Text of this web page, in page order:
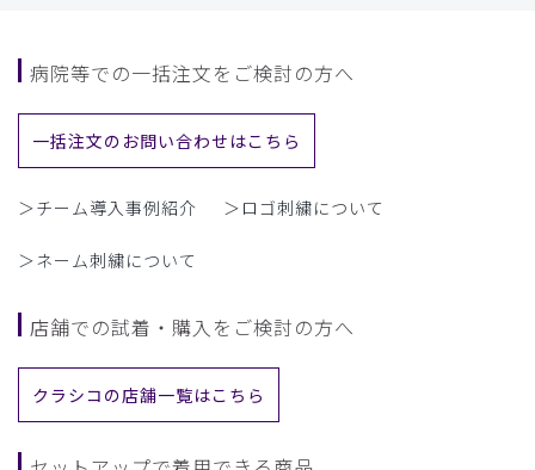
病院等での一括注文をご検討の方へ
一括注文のお問い合わせはこちら
＞チーム導入事例紹介 ＞ロゴ刺繍について
＞ネーム刺繍について
店舗での試着・購入をご検討の方へ
クラシコの店舗一覧はこちら